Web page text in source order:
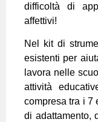
difficoltà di
affettivi!
Nel kit di
esistenti per
lavora nelle
attività
compresa tra i 7
di adattamento,